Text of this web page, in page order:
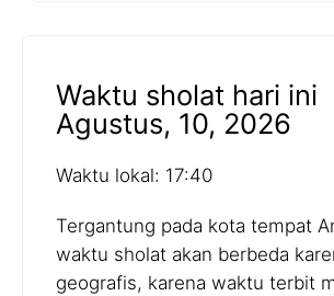
Waktu sholat hari ini
Agustus, 10, 2026
Waktu lokal: 17:40
Tergantung pada kota tempat
waktu sholat akan berbeda
geografis, karena waktu terbit